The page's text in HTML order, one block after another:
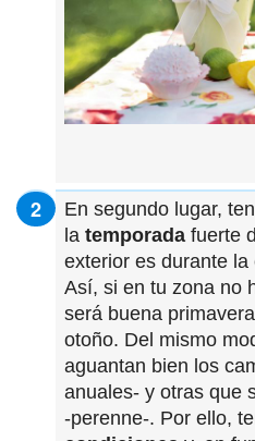
En segundo lugar,
la temporada fuerte
exterior es durante
Así, si en tu zona no
será buena
otoño. Del mismo
aguantan bien los
anuales- y otras que
-perenne-. Por ello,